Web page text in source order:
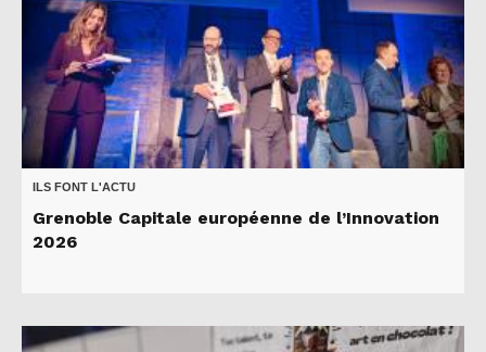
ILS FONT L'ACTU
Grenoble Capitale européenne de l’Innovation
2026